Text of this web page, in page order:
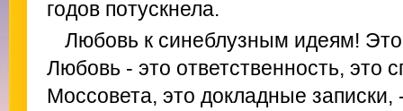
годов потускнела.
Любовь к синеблузным идеям!
Любовь - это ответственность, это
Моссовета, это докладные записки,